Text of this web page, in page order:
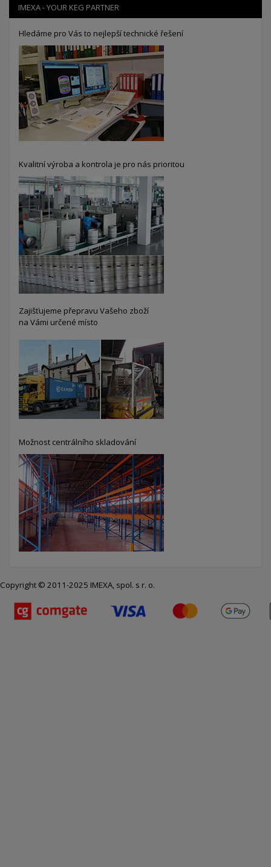
IMEXA - YOUR KEG PARTNER
Hledáme pro Vás to nejlepší technické řešení
Kvalitní výroba a kontrola je pro nás prioritou
Zajišťujeme přepravu Vašeho zboží
na Vámi určené místo
Možnost centrálního skladování
Copyright © 2011-2025 IMEXA, spol. s r. o.